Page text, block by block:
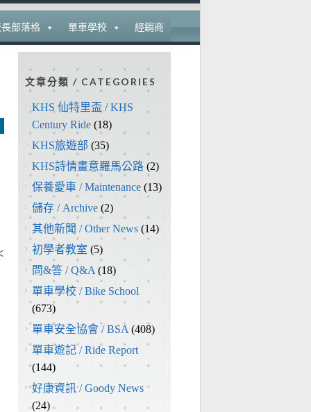
部落格 單車學校 經銷商
文章分類 / CATEGORIES
KHS 仙特里盃 / KHS
Century Ride (18)
KHS旅遊部 (35)
KHS詩情畫意羅馬公路 (2)
保養愛車 / Maintenance (13)
儲存 / Archive (2)
其他新聞 / Other News (14)
初學者教室 (5)
問&答 / Q&A (18)
單車學校 / Bike School
(673)
單車安全協會 / BSA (408)
單車遊記 / Ride Report
(144)
好康資訊 / Goody News
(24)